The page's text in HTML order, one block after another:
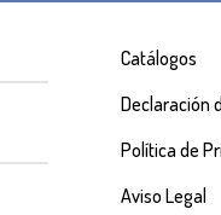
Catálogos
Declaración
Política de
Aviso Legal